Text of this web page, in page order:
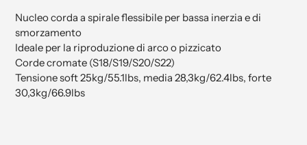
Nucleo corda a spirale flessibile per bassa inerzia e di
smorzamento
Ideale per la riproduzione di arco o pizzicato
Corde cromate (S18/S19/S20/S22)
Tensione soft 25kg/55.1lbs, media 28,3kg/62.4lbs, forte
30,3kg/66.9lbs